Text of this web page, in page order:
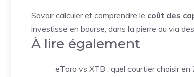
Savoir calculer et comprendre le coût des
investisse en bourse, dans la pierre ou via
À lire également
eToro vs XTB : quel courtier choisir en